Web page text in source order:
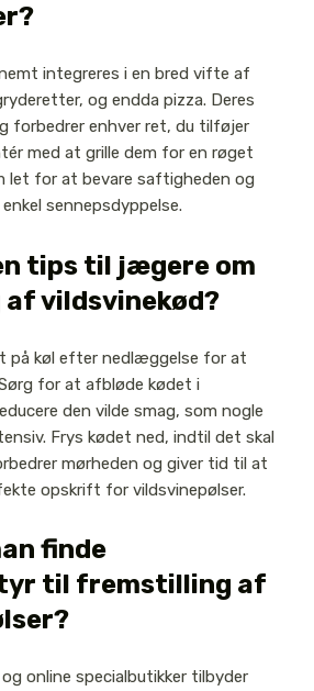
integreres i en bred vifte af
og endda pizza. Deres
forbedrer enhver ret, du tilføjer
med at grille dem for en røget
let for at bevare saftigheden og
sennepsdyppelse.
tips til jægere om
af vildsvinekød?
på køl efter nedlæggelse for at
for at afbløde kødet i
den vilde smag, som nogle
Frys kødet ned, indtil det skal
mørheden og giver tid til at
opskrift for vildsvinepølser.
finde
til fremstilling af
online specialbutikker tilbyder